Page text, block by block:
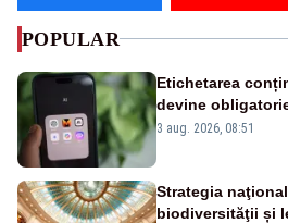
POPULAR
Etichetarea
devine
3 aug. 2026, 08:51
Strategia
biodiversităţii și